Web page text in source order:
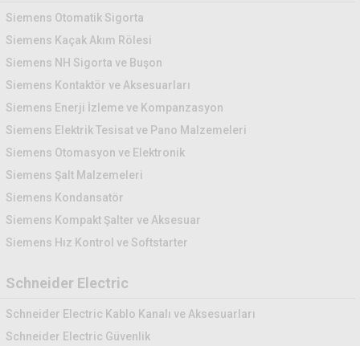
Siemens Otomatik Sigorta
Siemens Kaçak Akım Rölesi
Siemens NH Sigorta ve Buşon
Siemens Kontaktör ve Aksesuarları
Siemens Enerji İzleme ve Kompanzasyon
Siemens Elektrik Tesisat ve Pano Malzemeleri
Siemens Otomasyon ve Elektronik
Siemens Şalt Malzemeleri
Siemens Kondansatör
Siemens Kompakt Şalter ve Aksesuar
Siemens Hız Kontrol ve Softstarter
Schneider Electric
Schneider Electric Kablo Kanalı ve Aksesuarları
Schneider Electric Güvenlik